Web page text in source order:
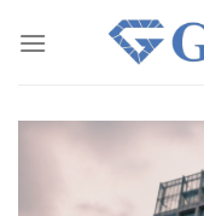
đến